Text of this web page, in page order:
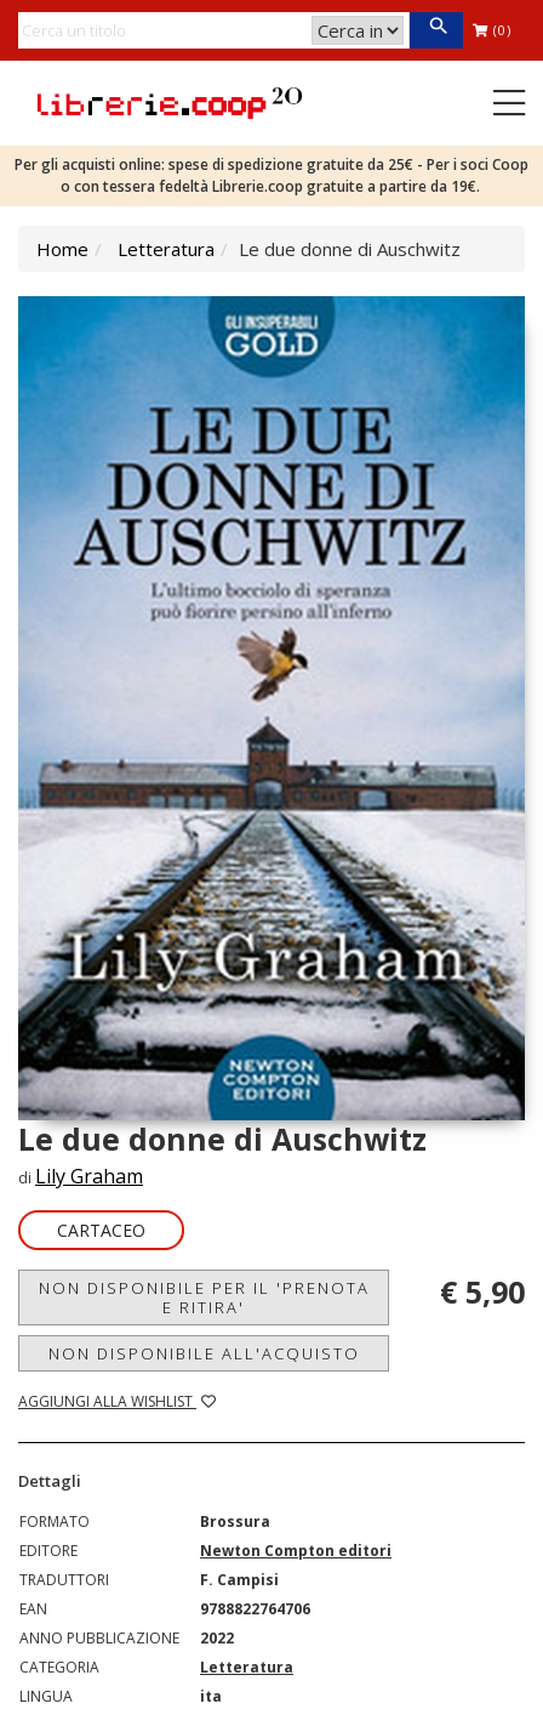
(0)
Per gli acquisti online: spese di spedizione gratuite da 25€ - Per i soci Coop
o con tessera fedeltà Librerie.coop gratuite a partire da 19€.
Home Letteratura Le due donne di Auschwitz
Le due donne di Auschwitz
di Lily Graham
CARTACEO
NON DISPONIBILE PER IL 'PRENOTA
E RITIRA'
NON DISPONIBILE ALL'ACQUISTO
AGGIUNGI ALLA WISHLIST
€ 5,90
Dettagli
FORMATO
Brossura
EDITORE
Newton Compton editori
TRADUTTORI
F. Campisi
EAN
9788822764706
ANNO PUBBLICAZIONE
2022
CATEGORIA
Letteratura
LINGUA
ita